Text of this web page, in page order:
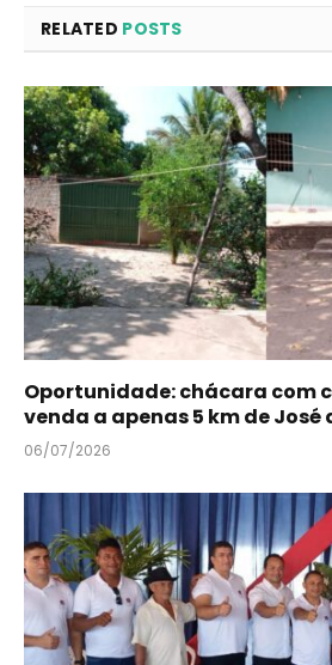
RELATED POSTS
Oportunidade: chácara com
venda a apenas 5 km de José
06/07/2026